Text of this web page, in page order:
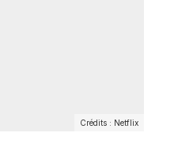
Crédits : Netflix